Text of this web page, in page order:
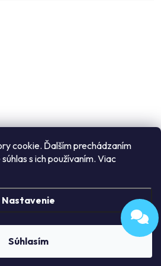
cookie. Ďalším prechádzaním
s ich používaním. Viac
Nastavenie
Súhlasím
Upraviť nastavenie
cookies